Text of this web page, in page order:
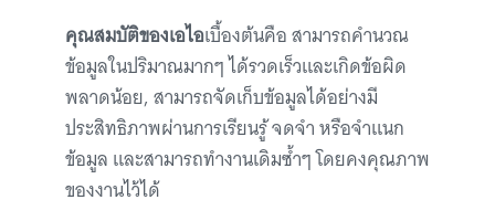
คุณสมบัติของเอไอเบื้องต้นคือ สามารถคำนวณ
ข้อมูลในปริมาณมากๆ ได้รวดเร็วและเกิดข้อผิด
พลาดน้อย, สามารถจัดเก็บข้อมูลได้อย่างมี
ประสิทธิภาพผ่านการเรียนรู้ จดจำ หรือจำแนก
ข้อมูล และสามารถทำงานเดิมซ้ำๆ โดยคงคุณภาพ
ของงานไว้ได้